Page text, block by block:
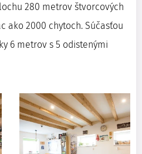
280 metrov štvorcových
ako 2000 chytoch. Súčasťou
6 metrov s 5 odistenými